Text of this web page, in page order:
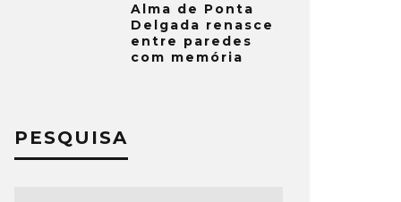
Alma de Ponta
Delgada renasce
entre paredes
com memória
PESQUISA